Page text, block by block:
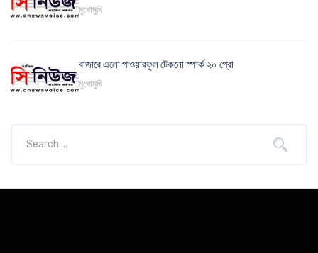
মুখোমুখি
বাজারে এলো পাওয়ারফুল টেকনো স্পার্ক ২০ প্রো
মুখোমুখি